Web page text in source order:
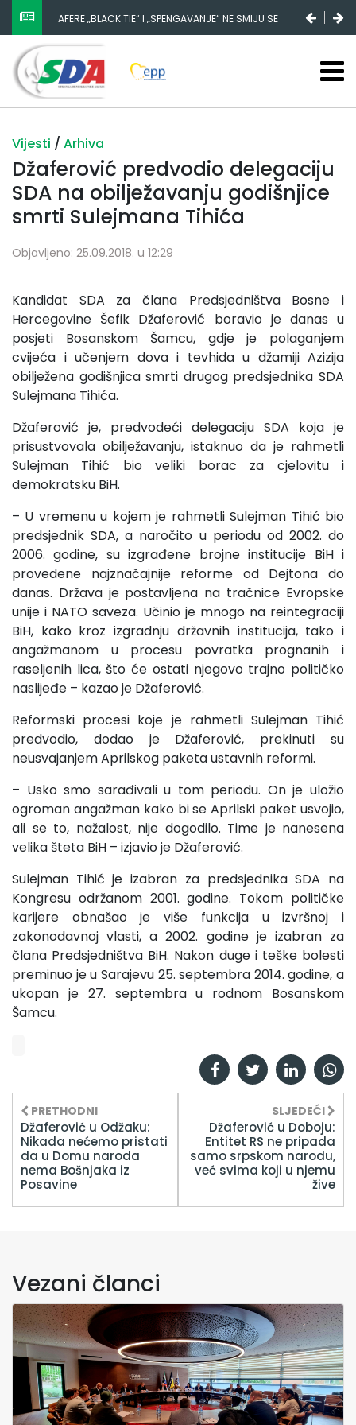
AFERE „BLACK TIE“ I „SPENGAVANJE“ NE SMIJU SE
ZATAŠKATI
Vijesti / Arhiva
Džaferović predvodio delegaciju
SDA na obilježavanju godišnjice
smrti Sulejmana Tihića
Objavljeno: 25.09.2018. u 12:29
Kandidat SDA za člana Predsjedništva Bosne i
Hercegovine Šefik Džaferović boravio je danas u
posjeti Bosanskom Šamcu, gdje je polaganjem
cvijeća i učenjem dova i tevhida u džamiji Azizija
obilježena godišnjica smrti drugog predsjednika SDA
Sulejmana Tihića.
Džaferović je, predvodeći delegaciju SDA koja je
prisustvovala obilježavanju, istaknuo da je rahmetli
Sulejman Tihić bio veliki borac za cjelovitu i
demokratsku BiH.
– U vremenu u kojem je rahmetli Sulejman Tihić bio
predsjednik SDA, a naročito u periodu od 2002. do
2006. godine, su izgrađene brojne institucije BiH i
provedene najznačajnije reforme od Dejtona do
danas. Država je postavljena na tračnice Evropske
unije i NATO saveza. Učinio je mnogo na reintegraciji
BiH, kako kroz izgradnju državnih institucija, tako i
angažmanom u procesu povratka prognanih i
raseljenih lica, što će ostati njegovo trajno političko
naslijeđe – kazao je Džaferović.
Reformski procesi koje je rahmetli Sulejman Tihić
predvodio, dodao je Džaferović, prekinuti su
neusvajanjem Aprilskog paketa ustavnih reformi.
– Usko smo sarađivali u tom periodu. On je uložio
ogroman angažman kako bi se Aprilski paket usvojio,
ali se to, nažalost, nije dogodilo. Time je nanesena
velika šteta BiH – izjavio je Džaferović.
Sulejman Tihić je izabran za predsjednika SDA na
Kongresu održanom 2001. godine. Tokom političke
karijere obnašao je više funkcija u izvršnoj i
zakonodavnoj vlasti, a 2002. godine je izabran za
člana Predsjedništva BiH. Nakon duge i teške bolesti
preminuo je u Sarajevu 25. septembra 2014. godine, a
ukopan je 27. septembra u rodnom Bosanskom
Šamcu.
PRETHODNI
Džaferović u Odžaku:
Nikada nećemo pristati
da u Domu naroda
nema Bošnjaka iz
Posavine
SLJEDEĆI
Džaferović u Doboju:
Entitet RS ne pripada
samo srpskom narodu,
već svima koji u njemu
žive
Vezani članci